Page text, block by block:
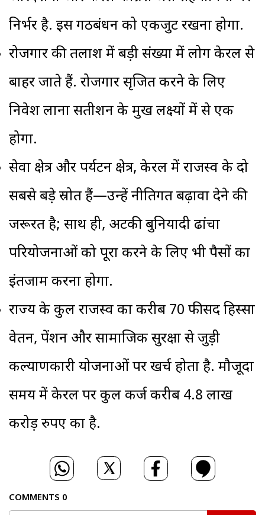
निर्भर है. इस गठबंधन को एकजुट रखना होगा.
रोजगार की तलाश में बड़ी संख्या में लोग केरल से
बाहर जाते हैं. रोजगार सृजित करने के लिए
निवेश लाना सतीशन के प्रमुख लक्ष्यों में से एक
होगा.
सेवा क्षेत्र और पर्यटन क्षेत्र, केरल में राजस्व के दो
सबसे बड़े स्रोत हैं—उन्हें नीतिगत बढ़ावा देने की
जरूरत है; साथ ही, अटकी बुनियादी ढांचा
परियोजनाओं को पूरा करने के लिए भी पैसों का
इंतजाम करना होगा.
राज्य के कुल राजस्व का करीब 70 फीसद हिस्सा
वेतन, पेंशन और सामाजिक सुरक्षा से जुड़ी
कल्याणकारी योजनाओं पर खर्च होता है. मौजूदा
समय में केरल पर कुल कर्ज करीब 4.8 लाख
करोड़ रुपए का है.
COMMENTS 0